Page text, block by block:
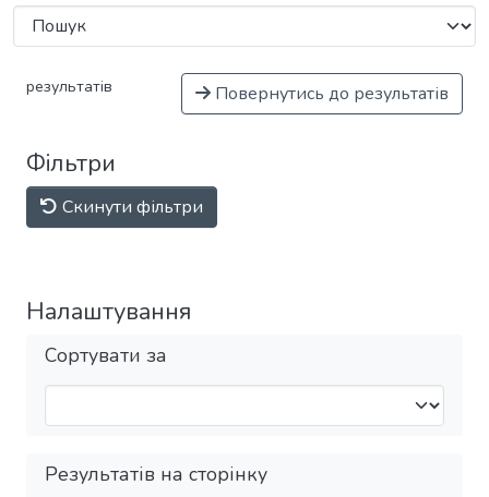
результатів Повернутись до результатів
Фільтри
Скинути фільтри
Налаштування
Сортувати за
Результатів на сторінку